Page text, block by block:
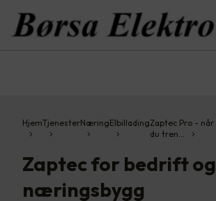
HjemTjenesterNæringElbilladingZaptec Pro - når
du tren…
Zaptec for bedrift og
næringsbygg